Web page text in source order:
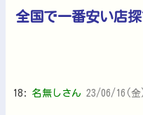
全国で一番安い店
18: 名無しさん 23/06/16(